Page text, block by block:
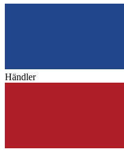
Händler